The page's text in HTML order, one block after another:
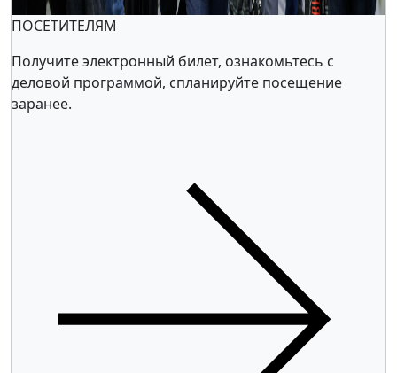
ПОСЕТИТЕЛЯМ
Получите электронный билет, ознакомьтесь с
деловой программой, спланируйте посещение
заранее.